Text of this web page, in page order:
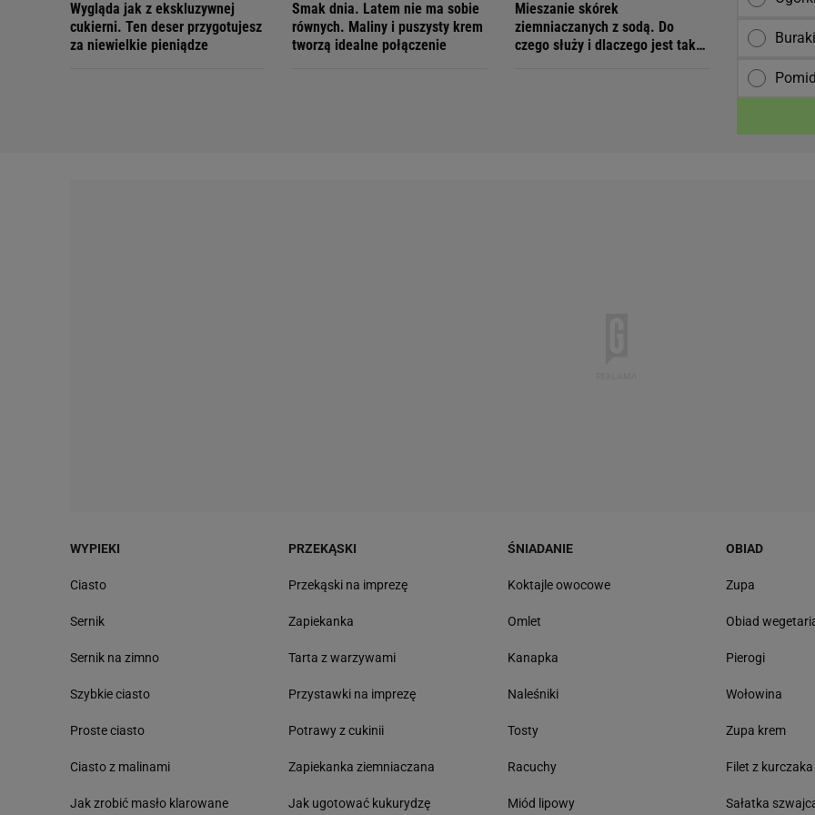
Wygląda jak z ekskluzywnej
cukierni. Ten deser przygotujesz
za niewielkie pieniądze
Smak dnia. Latem nie ma sobie
równych. Maliny i puszysty krem
tworzą idealne połączenie
Mieszanie skórek
ziemniaczanych z sodą. Do
czego służy i dlaczego jest tak
Buraki
WYPIEKI
Ciasto
Sernik
Sernik na zimno
Szybkie ciasto
Proste ciasto
Ciasto z malinami
Jak zrobić masło klarowane
PRZEKĄSKI
Przekąski na imprezę
Zapiekanka
Tarta z warzywami
Przystawki na imprezę
Potrawy z cukinii
Zapiekanka ziemniaczana
Jak ugotować kukurydzę
ŚNIADANIE
Koktajle owocowe
Omlet
Kanapka
Naleśniki
Tosty
Racuchy
Miód lipowy
OBIAD
Zupa
Obiad
Pierogi
Wołowina
Zupa krem
Filet z kurczaka
Sałatka